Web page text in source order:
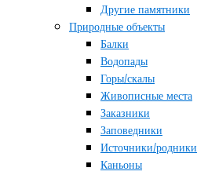
Другие памятники
Природные объекты
Балки
Водопады
Горы/скалы
Живописные места
Заказники
Заповедники
Источники/родники
Каньоны